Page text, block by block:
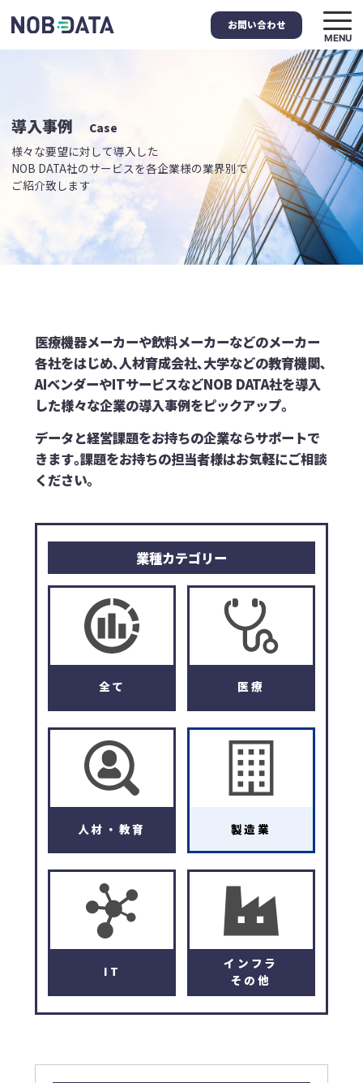
お問い合わせ
MENU
導入事例
Case
様々な要望に対して導入した
NOB DATA社のサービスを各企業様の業界別で
ご紹介致します
医療機器メーカーや飲料メーカーなどのメーカー
各社をはじめ､人材育成会社､大学などの教育機関､
AIベンダーやITサービスなどNOB DATA社を導入
した様々な企業の導入事例をピックアップ｡
データと経営課題をお持ちの企業ならサポートで
きます｡課題をお持ちの担当者様はお気軽にご相談
ください｡
業種カテゴリー
全て 医療
人材・教育 製造業
IT
インフラ
その他